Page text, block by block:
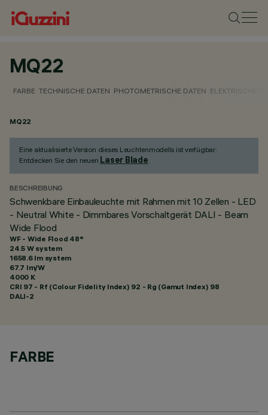
MQ22
FARBE TECHNISCHE DATEN PHOTOMETRISCHE DATEN ELEKTRISCHE
MQ22
Eine aktualisierte Version dieses Leuchtenmodells ist verfügbar:
Entdecken Sie den neuen Laser Blade.
BESCHREIBUNG
Schwenkbare Einbauleuchte mit Rahmen mit 10 Zellen - LED
- Neutral White - Dimmbares Vorschaltgerät DALI - Beam
Wide Flood
WF - Wide Flood 48°
24.5 W system
1658.6 lm system
67.7 lm/W
4000 K
CRI 97 - Rf (Colour Fidelity Index) 92 - Rg (Gamut Index) 98
DALI-2
FARBE